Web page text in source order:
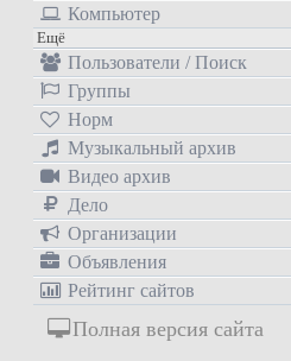
Компьютер
Ещё
Пользователи / Поиск
Группы
Норм
Музыкальный архив
Видео архив
Дело
Организации
Объявления
Рейтинг сайтов
Полная версия сайта